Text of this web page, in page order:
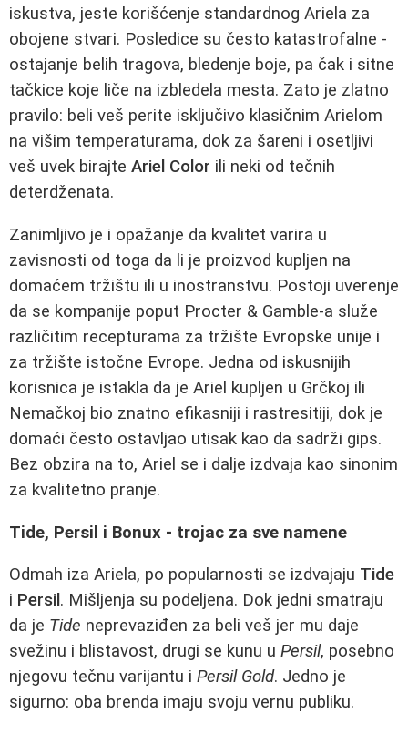
iskustva, jeste korišćenje standardnog Ariela za
obojene stvari. Posledice su često katastrofalne -
ostajanje belih tragova, bledenje boje, pa čak i sitne
tačkice koje liče na izbledela mesta. Zato je zlatno
pravilo: beli veš perite isključivo klasičnim Arielom
na višim temperaturama, dok za šareni i osetljivi
veš uvek birajte Ariel Color ili neki od tečnih
deterdženata.
Zanimljivo je i opažanje da kvalitet varira u
zavisnosti od toga da li je proizvod kupljen na
domaćem tržištu ili u inostranstvu. Postoji uverenje
da se kompanije poput Procter & Gamble-a služe
različitim recepturama za tržište Evropske unije i
za tržište istočne Evrope. Jedna od iskusnijih
korisnica je istakla da je Ariel kupljen u Grčkoj ili
Nemačkoj bio znatno efikasniji i rastresitiji, dok je
domaći često ostavljao utisak kao da sadrži gips.
Bez obzira na to, Ariel se i dalje izdvaja kao sinonim
za kvalitetno pranje.
Tide, Persil i Bonux - trojac za sve namene
Odmah iza Ariela, po popularnosti se izdvajaju Tide
i Persil . Mišljenja su podeljena. Dok jedni smatraju
da je Tide neprevaziđen za beli veš jer mu daje
svežinu i blistavost, drugi se kunu u Persil, posebno
njegovu tečnu varijantu i Persil Gold. Jedno je
sigurno: oba brenda imaju svoju vernu publiku.